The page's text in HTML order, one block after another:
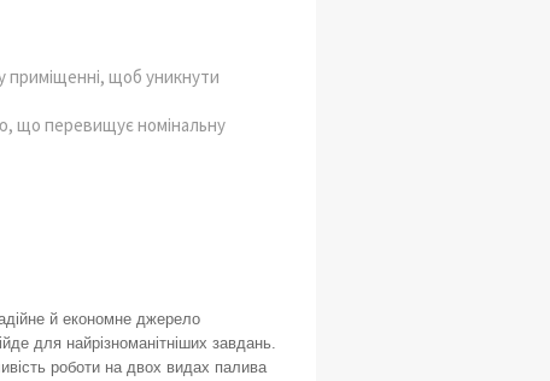
приміщенні, щоб уникнути
що перевищує номінальну
й економне джерело
для найрізноманітніших завдань.
роботи на двох видах палива